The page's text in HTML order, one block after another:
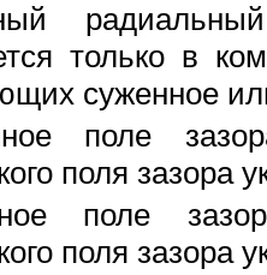
только в
суженное
поле
поля зазора
поле
поля зазора